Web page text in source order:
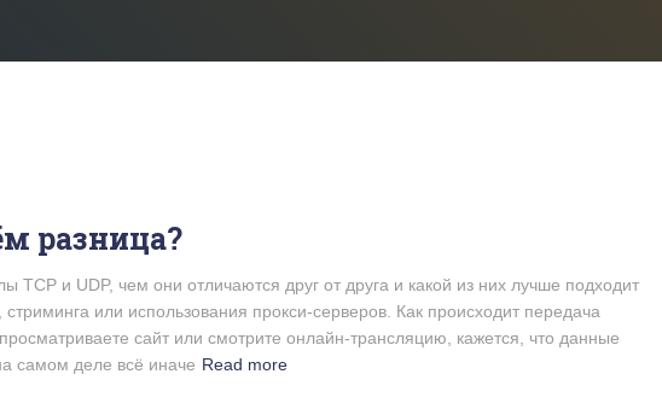
разница?
TCP и UDP, чем они отличаются друг от друга и какой из них лучше подходит
или использования прокси-серверов. Как происходит передача
сайт или смотрите онлайн-трансляцию, кажется, что данные
самом деле всё иначе Read more